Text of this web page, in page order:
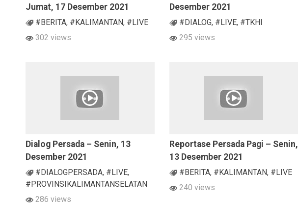
Jumat, 17 Desember 2021
#BERITA, #KALIMANTAN, #LIVE
302 views
Desember 2021
#DIALOG, #LIVE, #TKHI
295 views
Dialog Persada – Senin, 13
Desember 2021
#DIALOGPERSADA, #LIVE,
#PROVINSIKALIMANTANSELATAN
286 views
Reportase Persada Pagi – Senin,
13 Desember 2021
#BERITA, #KALIMANTAN, #LIVE
240 views